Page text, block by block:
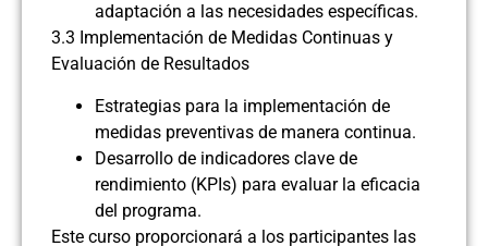
adaptación a las necesidades específicas.
3.3 Implementación de Medidas Continuas y
Evaluación de Resultados
Estrategias para la implementación de
medidas preventivas de manera continua.
Desarrollo de indicadores clave de
rendimiento (KPIs) para evaluar la eficacia
del programa.
Este curso proporcionará a los participantes las